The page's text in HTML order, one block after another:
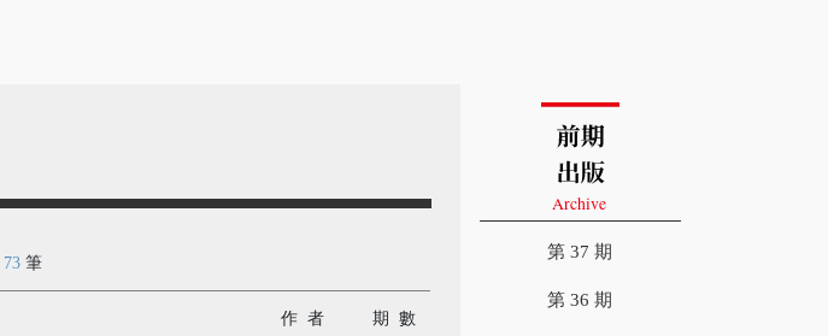
73筆
作 者 期 數
第 37 期
第 36 期